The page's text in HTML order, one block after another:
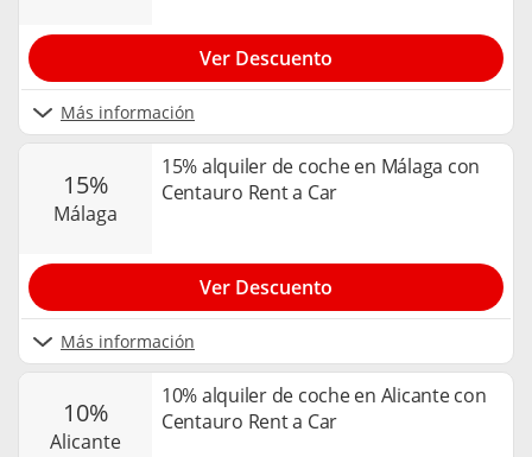
Más información
Ver Descuento
15%
málaga
15% alquiler de coche en Málaga con
Centauro Rent a Car
Más información
Ver Descuento
10%
alicante
10% alquiler de coche en Alicante con
Centauro Rent a Car